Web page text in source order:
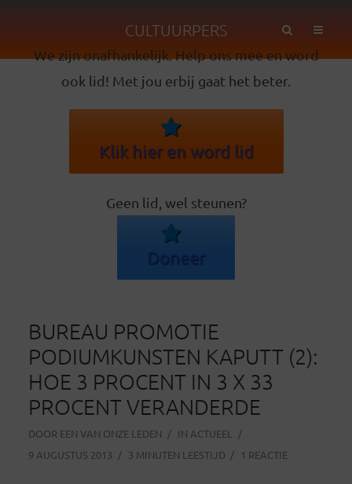
CULTUURPERS
We zijn onafhankelijk. Help ons mee en word
ook lid! Met jou erbij gaat het beter.
Klik hier en word lid
Geen lid, wel steunen?
Doneer
BUREAU PROMOTIE
PODIUMKUNSTEN KAPUTT (2):
HOE 3 PROCENT IN 3 X 33
PROCENT VERANDERDE
DOOR EEN VAN ONZE LEDEN IN ACTUEEL
9 AUGUSTUS 2013
3 MINUTEN LEESTIJD 1 REACTIE